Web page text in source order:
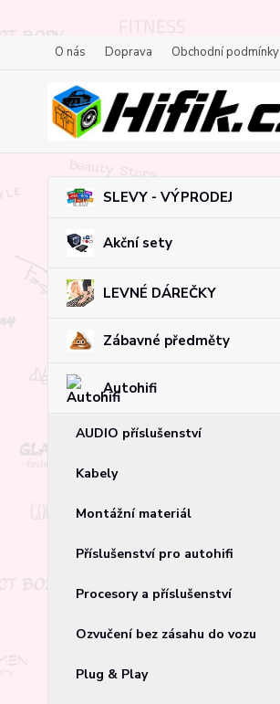
O nás Doprava Obchodní podmínky
SLEVY - VÝPRODEJ
Akční sety
LEVNÉ DÁREČKY
Zábavné předměty
Autohifi
AUDIO příslušenství
Kabely
Montážní materiál
Příslušenství pro autohifi
Procesory a příslušenství
Ozvučení bez zásahu do vozu
Plug & Play